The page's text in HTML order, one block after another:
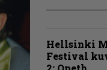
Hellsinki
Festival